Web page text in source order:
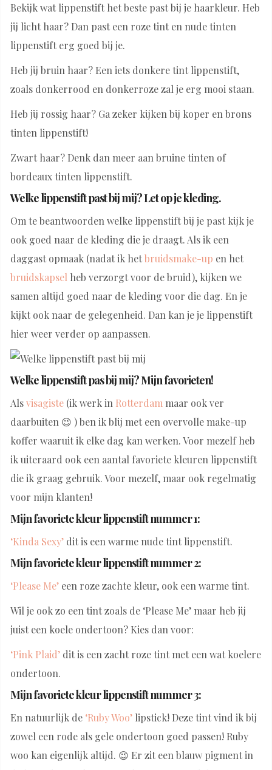
Bekijk wat lippenstift het beste past bij je haarkleur. Heb
jij licht haar? Dan past een roze tint en nude tinten
lippenstift erg goed bij je.
Heb jij bruin haar? Een iets donkere tint lippenstift,
zoals donkerrood en donkerroze zal je erg mooi staan.
Heb jij rossig haar? Ga zeker kijken bij koper en brons
tinten lippenstift!
Zwart haar? Denk dan meer aan bruine tinten of
bordeaux tinten lippenstift.
Welke lippenstift past bij mij? Let op je kleding.
Om te beantwoorden welke lippenstift bij je past kijk je
ook goed naar de kleding die je draagt. Als ik een
daggast opmaak (nadat ik hetbruidsmake-up en het
bruidskapsel heb verzorgt voor de bruid), kijken we
samen altijd goed naar de kleding voor die dag. En je
kijkt ook naar de gelegenheid. Dan kan je je lippenstift
hier weer verder op aanpassen.
Welke lippenstift pas bij mij? Mijn favorieten!
Alsvisagiste (ik werk in Rotterdam maar ook ver
daarbuiten 😉 ) ben ik blij met een overvolle make-up
koffer waaruit ik elke dag kan werken. Voor mezelf heb
ik uiteraard ook een aantal favoriete kleuren lippenstift
die ik graag gebruik. Voor mezelf, maar ook regelmatig
voor mijn klanten!
Mijn favoriete kleur lippenstift nummer 1:
‘Kinda Sexy’ dit is een warme nude tint lippenstift.
Mijn favoriete kleur lippenstift nummer 2:
‘Please Me’ een roze zachte kleur, ook een warme tint.
Wil je ook zo een tint zoals de ‘Please Me’ maar heb jij
juist een koele ondertoon? Kies dan voor:
‘Pink Plaid’ dit is een zacht roze tint met een wat koelere
ondertoon.
Mijn favoriete kleur lippenstift nummer 3:
En natuurlijk de ‘Ruby Woo’ lipstick! Deze tint vind ik bij
zowel een rode als gele ondertoon goed passen! Ruby
woo kan eigenlijk altijd. 😉 Er zit een blauw pigment in